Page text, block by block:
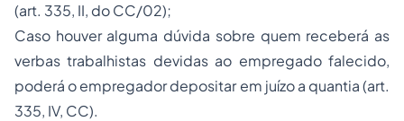
(art. 335, II, do CC/02);
Caso houver alguma dúvida sobre quem receberá as
verbas trabalhistas devidas ao empregado falecido,
poderá o empregador depositar em juízo a quantia (art.
335, IV, CC).